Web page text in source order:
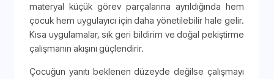
materyal küçük görev parçalarına ayrıldığında hem
çocuk hem uygulayıcı için daha yönetilebilir hale gelir.
Kısa uygulamalar, sık geri bildirim ve doğal pekiştirme
çalışmanın akışını güçlendirir.
Çocuğun yanıtı beklenen düzeyde değilse çalışmayı